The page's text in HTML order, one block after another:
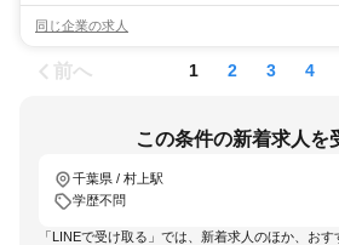
同じ企業の求人
前へ 1 2 3 4
この条件の新着求人を
千葉県 / 村上駅
学歴不問
「LINEで受け取る」では、新着求人のほか、お